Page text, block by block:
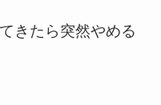
きたら突然やめる